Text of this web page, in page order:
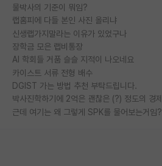
물박사의 기준이 뭐임?
랩홈피에 다들 본인 사진 올리냐
신생랩가지말라는 이유가 있었구나
장학금 모은 랩비통장
AI 학회들 거품 슬슬 지적이 나오네요
카이스트 서류 전형 배수
DGIST 가는 방법 추천 부탁드립니다.
근데 여기는 왜 그렇게 SPK를 물어보는거임?